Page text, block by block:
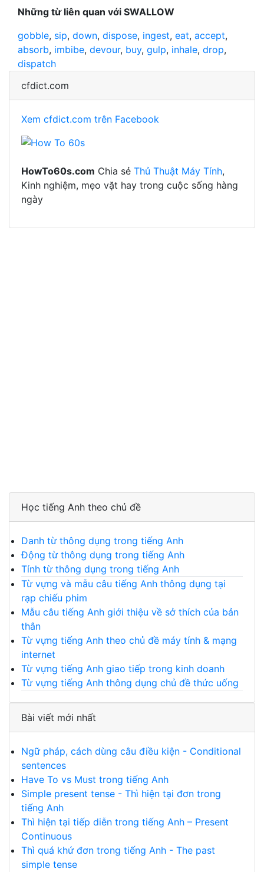
Những từ liên quan với SWALLOW
gobble, sip, down, dispose, ingest, eat, accept,
absorb, imbibe, devour, buy, gulp, inhale, drop,
dispatch
cfdict.com
Xem cfdict.com trên Facebook
HowTo60s.com Chia sẻ Thủ Thuật Máy Tính,
Kinh nghiệm, mẹo vặt hay trong cuộc sống hàng
ngày
Học tiếng Anh theo chủ đề
Danh từ thông dụng trong tiếng Anh
Động từ thông dụng trong tiếng Anh
Tính từ thông dụng trong tiếng Anh
Từ vựng và mẫu câu tiếng Anh thông dụng tại
rạp chiếu phim
Mẫu câu tiếng Anh giới thiệu về sở thích của bản
thân
Từ vựng tiếng Anh theo chủ đề máy tính & mạng
internet
Từ vựng tiếng Anh giao tiếp trong kinh doanh
Từ vựng tiếng Anh thông dụng chủ đề thức uống
Bài viết mới nhất
Ngữ pháp, cách dùng câu điều kiện - Conditional
sentences
Have To vs Must trong tiếng Anh
Simple present tense - Thì hiện tại đơn trong
tiếng Anh
Thì hiện tại tiếp diễn trong tiếng Anh – Present
Continuous
Thì quá khứ đơn trong tiếng Anh - The past
simple tense